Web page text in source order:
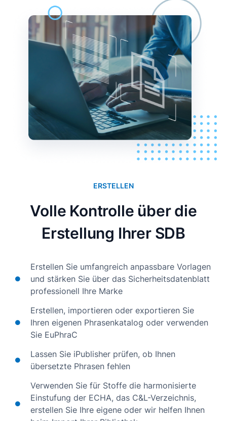
ERSTELLEN
Volle Kontrolle über die
Erstellung Ihrer SDB
Erstellen Sie umfangreich anpassbare Vorlagen
und stärken Sie über das Sicherheitsdatenblatt
professionell Ihre Marke
Erstellen, importieren oder exportieren Sie
Ihren eigenen Phrasenkatalog oder verwenden
Sie EuPhraC
Lassen Sie iPublisher prüfen, ob Ihnen
übersetzte Phrasen fehlen
Verwenden Sie für Stoffe die harmonisierte
Einstufung der ECHA, das C&L-Verzeichnis,
erstellen Sie Ihre eigene oder wir helfen Ihnen